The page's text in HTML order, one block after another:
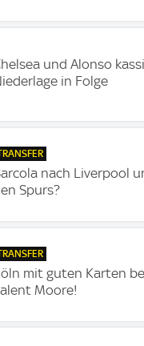
und Alonso
in Folge
nach Liverpool
Spurs?
mit guten Karten
Moore!